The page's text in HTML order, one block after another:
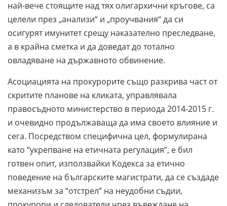
най-вече стоящите над тях олигархични кръгове, са
целели през „анализи“ и „проучвания“ да си
осигурят имунитет срещу наказателно преследване,
а в крайна сметка и да доведат до тотално
овладяване на държавното обвинение.
Асоциацията на прокурорите също разкрива част от
скритите планове на кликата, управлявала
правосъдното министерство в периода 2014-2015 г.
и очевидно продължаваща да има своето влияние и
сега. Посредством специфична цел, формулирана
като “укрепване на етичната регулация”, е бил
готвен опит, използвайки Кодекса за етично
поведение на българските магистрати, да се създаде
механизъм за “отстрел” на неудобни съдии,